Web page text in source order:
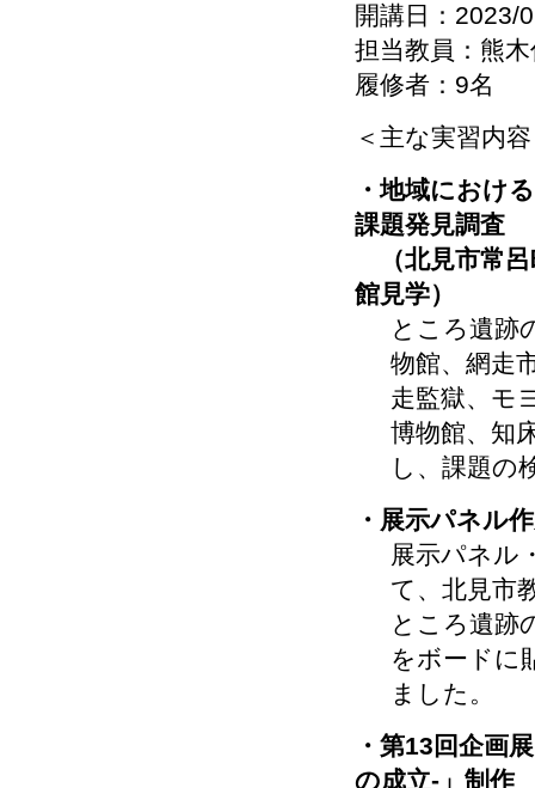
開講日：2023/
担当教員：熊
履修者：9名
＜主な実習内
・地域におけ
課題発見調査
（北見市常呂
館見学）
ところ遺跡
物館、網走
走監獄、モ
博物館、知
し、課題の
・展示パネル
展示パネル
て、北見市
ところ遺跡
をボードに
ました。
・第13回企画
の成立-」制作